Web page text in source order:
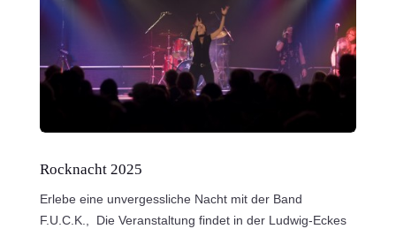
Rocknacht 2025
Erlebe eine unvergessliche Nacht mit der Band
F.U.C.K., Die Veranstaltung findet in der Ludwig-Eckes